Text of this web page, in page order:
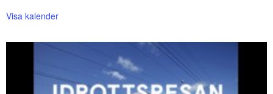
Visa kalender